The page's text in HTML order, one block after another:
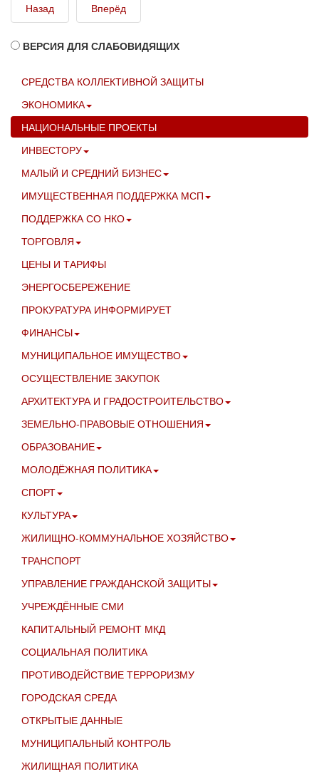
Назад Вперёд
ВЕРСИЯ ДЛЯ СЛАБОВИДЯЩИХ
СРЕДСТВА КОЛЛЕКТИВНОЙ ЗАЩИТЫ
ЭКОНОМИКА
НАЦИОНАЛЬНЫЕ ПРОЕКТЫ
ИНВЕСТОРУ
МАЛЫЙ И СРЕДНИЙ БИЗНЕС
ИМУЩЕСТВЕННАЯ ПОДДЕРЖКА МСП
ПОДДЕРЖКА СО НКО
ТОРГОВЛЯ
ЦЕНЫ И ТАРИФЫ
ЭНЕРГОСБЕРЕЖЕНИЕ
ПРОКУРАТУРА ИНФОРМИРУЕТ
ФИНАНСЫ
МУНИЦИПАЛЬНОЕ ИМУЩЕСТВО
ОСУЩЕСТВЛЕНИЕ ЗАКУПОК
АРХИТЕКТУРА И ГРАДОСТРОИТЕЛЬСТВО
ЗЕМЕЛЬНО-ПРАВОВЫЕ ОТНОШЕНИЯ
ОБРАЗОВАНИЕ
МОЛОДЁЖНАЯ ПОЛИТИКА
СПОРТ
КУЛЬТУРА
ЖИЛИЩНО-КОММУНАЛЬНОЕ ХОЗЯЙСТВО
ТРАНСПОРТ
УПРАВЛЕНИЕ ГРАЖДАНСКОЙ ЗАЩИТЫ
УЧРЕЖДЁННЫЕ СМИ
КАПИТАЛЬНЫЙ РЕМОНТ МКД
СОЦИАЛЬНАЯ ПОЛИТИКА
ПРОТИВОДЕЙСТВИЕ ТЕРРОРИЗМУ
ГОРОДСКАЯ СРЕДА
ОТКРЫТЫЕ ДАННЫЕ
МУНИЦИПАЛЬНЫЙ КОНТРОЛЬ
ЖИЛИЩНАЯ ПОЛИТИКА